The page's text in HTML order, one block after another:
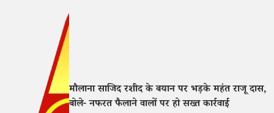
मौलाना साजिद रशीद के बयान पर भड़के महंत राजू दास,
बोले- नफरत फैलाने वालों पर हो सख्त कार्रवाई